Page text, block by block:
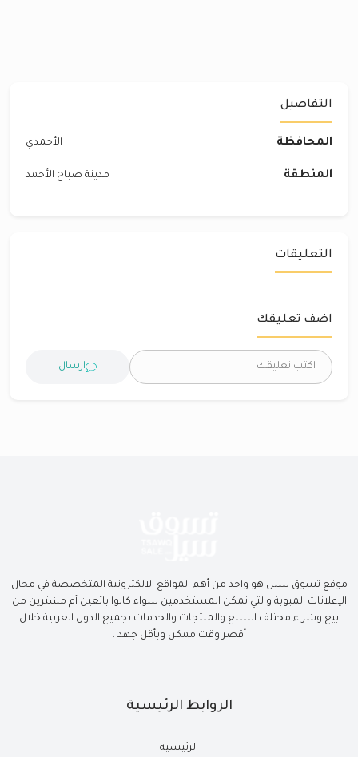
التفاصيل
المحافظة الأحمدي
المنطقة مدينة صباح الأحمد
التعليقات
اضف تعليقك
ارسال
موقع تسوق سيل هو واحد من أهم المواقع الالكترونية المتخصصة في مجال
الإعلانات المبوبة والتي تمكن المستخدمين سواء كانوا بائعين أم مشترين من
بيع وشراء مختلف السلع والمنتجات والخدمات بجميع الدول العربية خلال
أقصر وقت ممكن وبأقل جهد .
الروابط الرئيسية
الرئيسية